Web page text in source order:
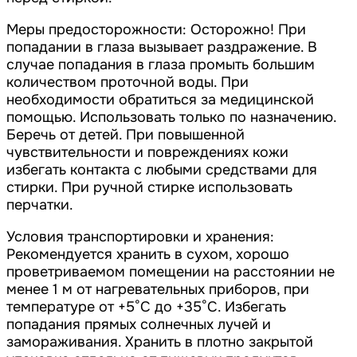
Меры предосторожности: Осторожно! При
попадании в глаза вызывает раздражение. В
случае попадания в глаза промыть большим
количеством проточной воды. При
необходимости обратиться за медицинской
помощью. Использовать только по назначению.
Беречь от детей. При повышенной
чувствительности и повреждениях кожи
избегать контакта с любыми средствами для
стирки. При ручной стирке использовать
перчатки.
Условия транспортировки и хранения:
Рекомендуется хранить в сухом, хорошо
проветриваемом помещении на расстоянии не
менее 1 м от нагревательных приборов, при
температуре от +5°С до +35°С. Избегать
попадания прямых солнечных лучей и
замораживания. Хранить в плотно закрытой